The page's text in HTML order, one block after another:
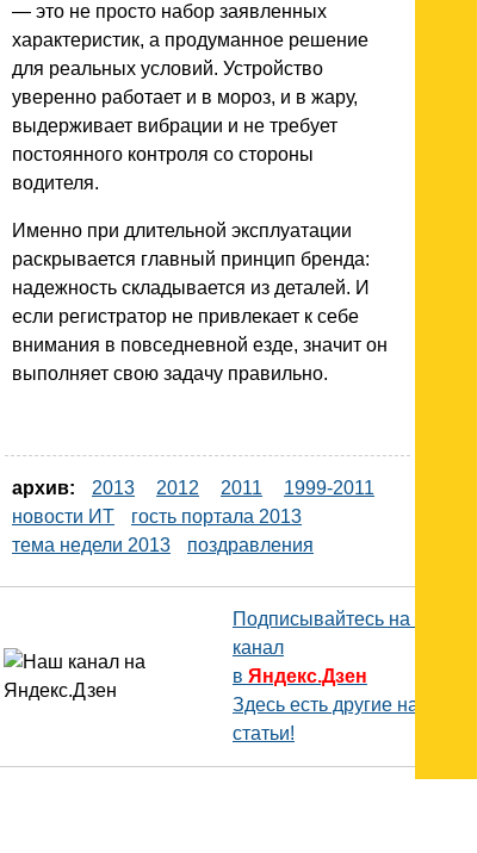
— это не просто набор заявленных
характеристик, а продуманное решение
для реальных условий. Устройство
уверенно работает и в мороз, и в жару,
выдерживает вибрации и не требует
постоянного контроля со стороны
водителя.
Именно при длительной эксплуатации
раскрывается главный принцип бренда:
надежность складывается из деталей. И
если регистратор не привлекает к себе
внимания в повседневной езде, значит он
выполняет свою задачу правильно.
архив: 2013 2012 2011
1999-2011
новости ИТ
гость портала 2013
тема недели 2013
поздравления
Подписывайтесь на наш
канал
в Яндекс.Дзен
Здесь есть другие наши
статьи!